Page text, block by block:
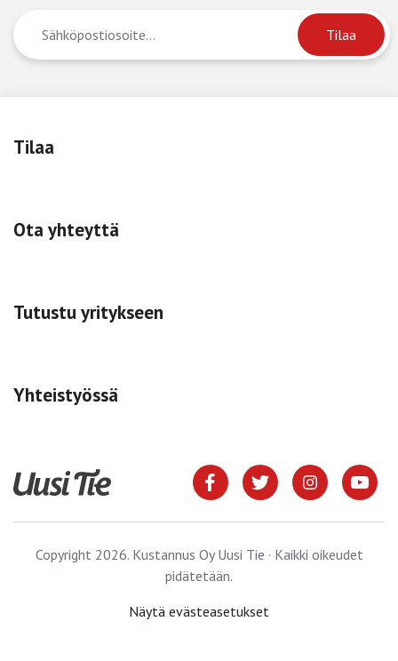
Tilaa
Ota yhteyttä
Tutustu yritykseen
Yhteistyössä
Copyright 2026. Kustannus Oy Uusi Tie · Kaikki oikeudet
pidätetään.
Näytä evästeasetukset